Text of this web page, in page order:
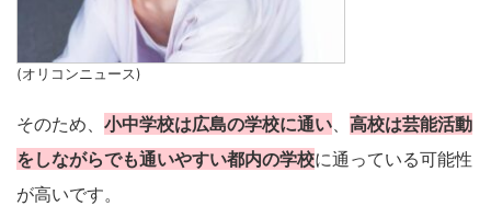
(オリコンニュース)
そのため、 小中学校は広島の学校に通い、 高校は芸能活動
をしながらでも通いやすい都内の学校に通っている可能性
が高いです。